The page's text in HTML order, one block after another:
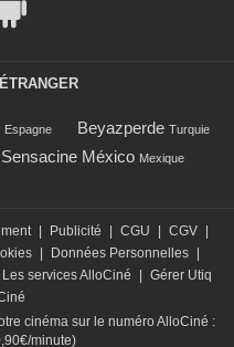
Espagne Beyazperde Turquie
Sensacine México Mexique
| Publicité | CGU | CGV |
| Données Personnelles |
Les services AlloCiné | Gérer Utiq
cinéma sur le numéro AlloCiné :
minute)